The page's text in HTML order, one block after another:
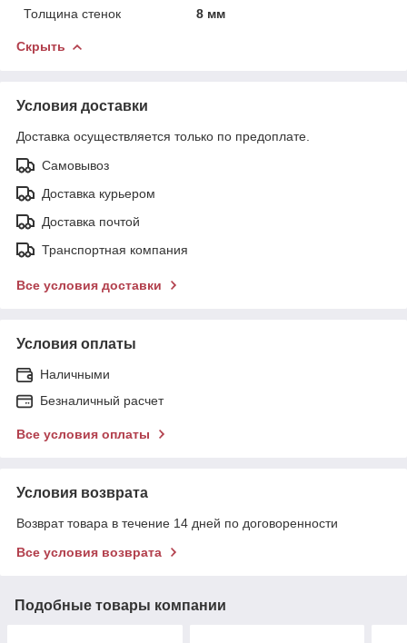
Толщина стенок 8 мм
Скрыть
Условия доставки
Доставка осуществляется только по предоплате.
Самовывоз
Доставка курьером
Доставка почтой
Транспортная компания
Все условия доставки
Условия оплаты
Наличными
Безналичный расчет
Все условия оплаты
Условия возврата
Возврат товара в течение 14 дней по договоренности
Все условия возврата
Подобные товары компании